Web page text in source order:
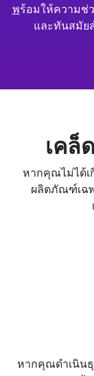
พร้อมให้ความช่
และทันสมัย
เคล็
หากคุณไม่ได้เ
ผลิตภัณฑ์เฉ
หากคุณดำเนิน